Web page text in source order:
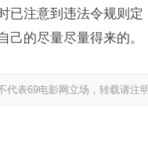
已注意到违法令规则
己的尽量尽量得来的。
代表69电影网立场，转载请注明